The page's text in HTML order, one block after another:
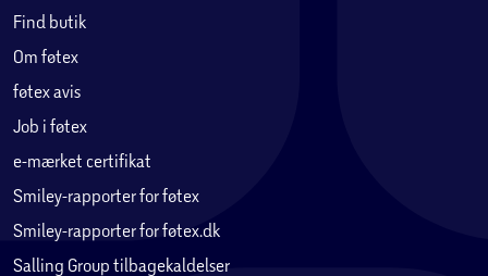
Find butik
Om føtex
føtex avis
Job i føtex
e-mærket certifikat
Smiley-rapporter for føtex
Smiley-rapporter for føtex.dk
Salling Group tilbagekaldelser